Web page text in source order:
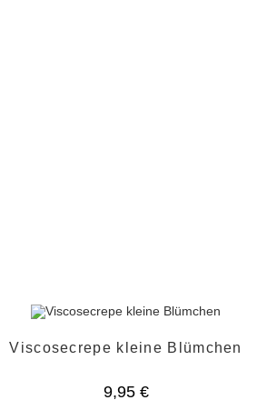
Viscosecrepe kleine Blümchen
9,95 €